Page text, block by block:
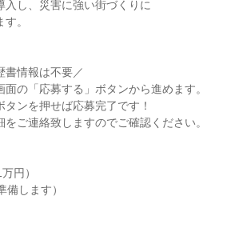
入し、災害に強い街づくりに
。
書情報は不要／
の「応募する」ボタンから進めます。
ンを押せば応募完了です！
ご連絡致しますのでご確認ください。
円）
備します）